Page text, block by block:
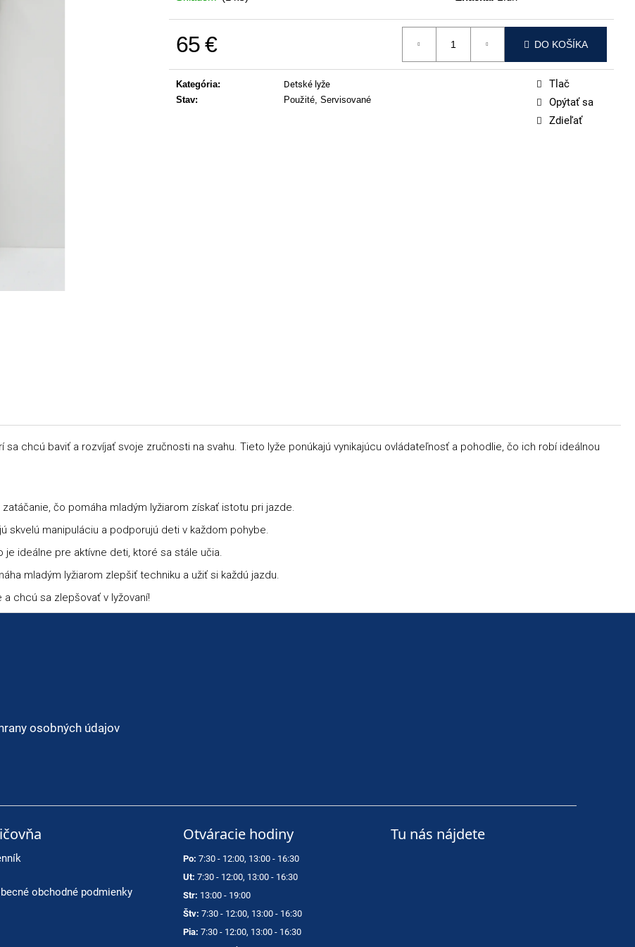
65 € DO KOŠÍKA
Kategória:
Detské lyže
Stav: Použité, Servisované
Tlač
Opýtať sa
Zdieľať
sa chcú baviť a rozvíjať svoje zručnosti na svahu. Tieto lyže ponúkajú vynikajúcu ovládateľnosť a pohodlie, čo ich robí ideálnou
čo pomáha mladým lyžiarom získať istotu pri jazde.
skvelú manipuláciu a podporujú deti v každom pohybe.
je ideálne pre aktívne deti, ktoré sa stále učia.
mladým lyžiarom zlepšiť techniku a užiť si každú jazdu.
chcú sa zlepšovať v lyžovaní!
osobných údajov
obchodné podmienky
Otváracie hodiny
Po: 7:30 - 12:00, 13:00 - 16:30
Ut: 7:30 - 12:00, 13:00 - 16:30
Str: 13:00 - 19:00
Štv: 7:30 - 12:00, 13:00 - 16:30
Pia: 7:30 - 12:00, 13:00 - 16:30
Tu nás nájdete